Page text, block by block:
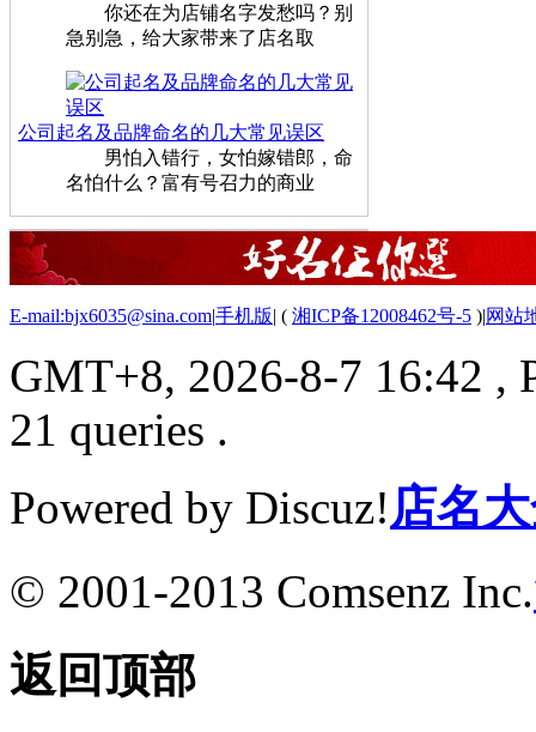
你还在为店铺名字发愁吗？别
急别急，给大家带来了店名取
公司起名及品牌命名的几大常见误区
男怕入错行，女怕嫁错郎，命
名怕什么？富有号召力的商业
E-mail:bjx6035@sina.com|手机版| ( 湘ICP备12008462号-5 )|网站
GMT+8, 2026-8-7 16:42 ,
21 queries .
Powered by Discuz!店名
© 2001-2013 Comsenz Inc.
返回顶部